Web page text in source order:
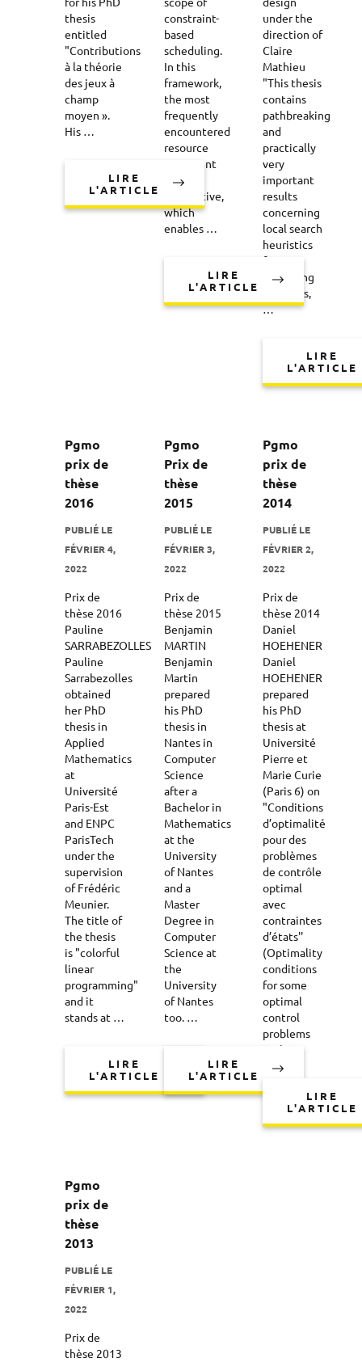
thesis
entitled
"Contributions
à la théorie
des jeux à
champ
moyen ».
His …
LIRE
L'ARTICLE
constraint-
based
scheduling.
In this
framework,
the most
frequently
encountered
resource
constraint
is the
cumulative,
which
enables …
LIRE
L'ARTICLE
under the
direction of
Claire
Mathieu
"This thesis
contains
pathbreaking
and
practically
very
important
results
concerning
local search
heuristics
for
clustering
(k-means,
…
LIRE
L'ARTICLE
Pgmo
prix de
thèse
2016
PUBLIÉ LE
FÉVRIER 4,
2022
Prix de
thèse 2016
Pauline
SARRABEZOLLES
Pauline
Sarrabezolles
obtained
her PhD
thesis in
Applied
Mathematics
at
Université
Paris-Est
and ENPC
ParisTech
under the
supervision
of Frédéric
Meunier.
The title of
the thesis
is "colorful
linear
programming"
and it
stands at …
LIRE
L'ARTICLE
Pgmo
Prix de
thèse
2015
PUBLIÉ LE
FÉVRIER 3,
2022
Prix de
thèse 2015
Benjamin
MARTIN
Benjamin
Martin
prepared
his PhD
thesis in
Nantes in
Computer
Science
after a
Bachelor in
Mathematics
at the
University
of Nantes
and a
Master
Degree in
Computer
Science at
the
University
of Nantes
too. …
LIRE
L'ARTICLE
Pgmo
prix de
thèse
2014
PUBLIÉ LE
FÉVRIER 2,
2022
Prix de
thèse 2014
Daniel
HOEHENER
Daniel
HOEHENER
prepared
his PhD
thesis at
Université
Pierre et
Marie Curie
(Paris 6) on
"Conditions
d’optimalité
pour des
problèmes
de contrôle
optimal
avec
contraintes
d’états''
(Optimality
conditions
for some
optimal
control
problems
with …
LIRE
L'ARTICLE
Pgmo
prix de
thèse
2013
PUBLIÉ LE
FÉVRIER 1,
2022
Prix de
thèse 2013